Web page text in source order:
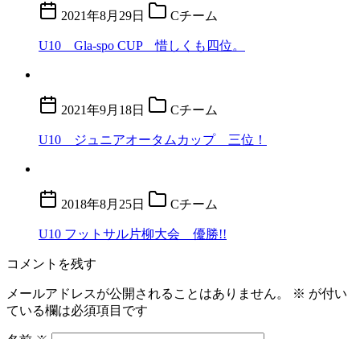
2021年8月29日 Cチーム
U10 Gla-spo CUP 惜しくも四位。
2021年9月18日 Cチーム
U10 ジュニアオータムカップ 三位！
2018年8月25日 Cチーム
U10 フットサル片柳大会 優勝!!
コメントを残す
メールアドレスが公開されることはありません。 ※ が付い
ている欄は必須項目です